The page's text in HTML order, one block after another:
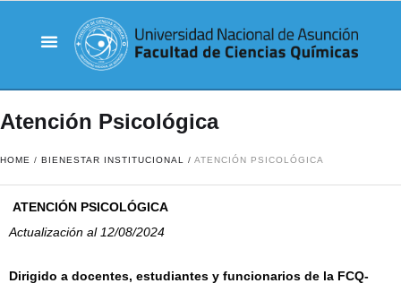
Atención Psicológica
HOME / BIENESTAR INSTITUCIONAL / ATENCIÓN PSICOLÓGICA
ATENCIÓN PSICOLÓGICA
Actualización al 12/08/2024
Dirigido a docentes, estudiantes y funcionarios de la FCQ-